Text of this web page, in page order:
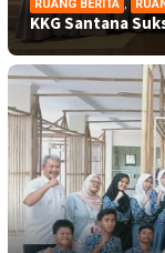
RUANG BERITA ,
KKG Santana